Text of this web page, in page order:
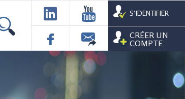
S’IDENTIFIER
CRÉER UN
COMPTE